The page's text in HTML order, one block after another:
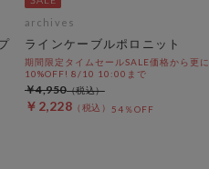
archives
ラインケーブルポロニット
期間限定タイムセールSALE価格から更に
10%OFF! 8/10 10:00まで
￥2,228 54％OFF
￥4,950